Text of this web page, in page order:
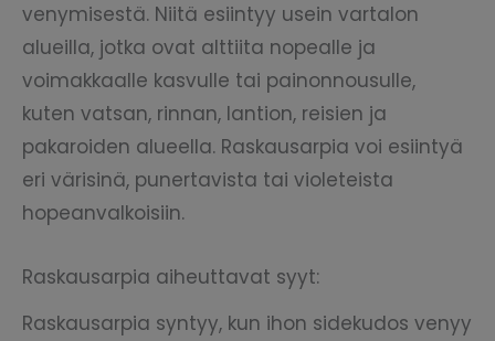
venymisestä. Niitä esiintyy usein vartalon
alueilla, jotka ovat alttiita nopealle ja
voimakkaalle kasvulle tai painonnousulle,
kuten vatsan, rinnan, lantion, reisien ja
pakaroiden alueella. Raskausarpia voi esiintyä
eri värisinä, punertavista tai violeteista
hopeanvalkoisiin.
Raskausarpia aiheuttavat syyt:
Raskausarpia syntyy, kun ihon sidekudos venyy